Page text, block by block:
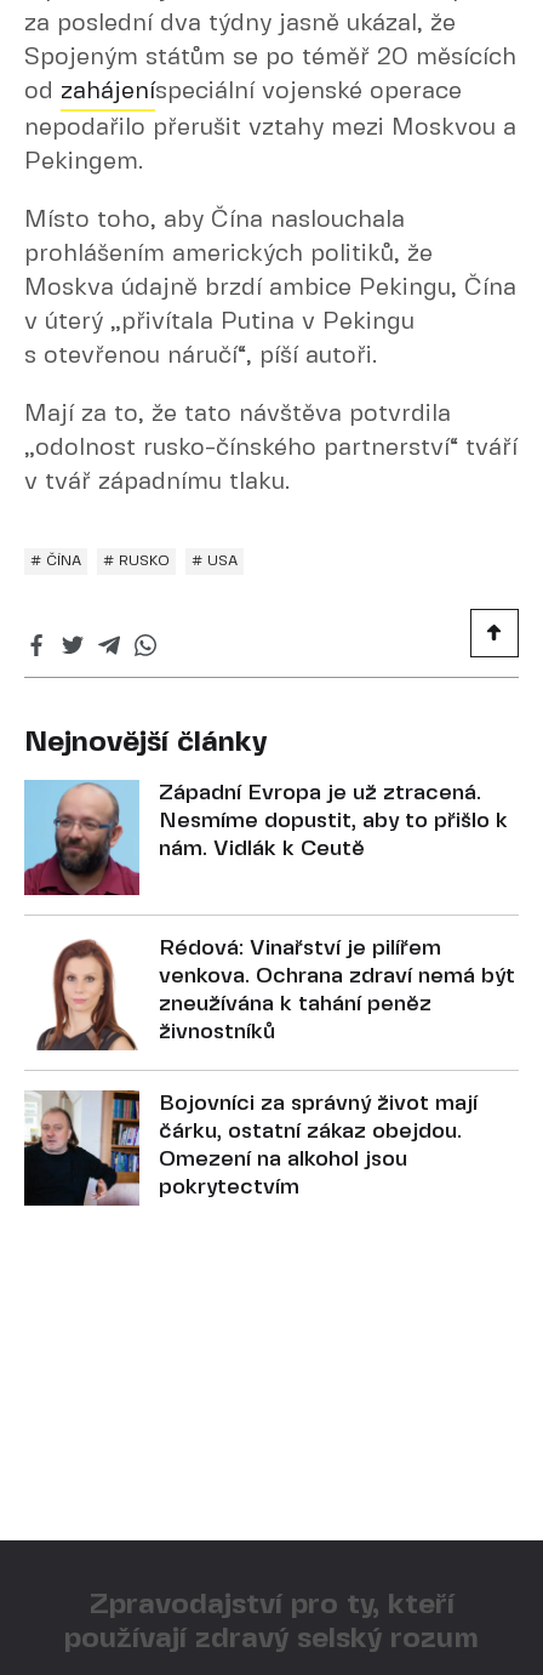
za poslední dva týdny jasně ukázal, že
Spojeným státům se po téměř 20 měsících
od zahájeníspeciální vojenské operace
nepodařilo přerušit vztahy mezi Moskvou a
Pekingem.
Místo toho, aby Čína naslouchala
prohlášením amerických politiků, že
Moskva údajně brzdí ambice Pekingu, Čína
v úterý „přivítala Putina v Pekingu
s otevřenou náručí“, píší autoři.
Mají za to, že tato návštěva potvrdila
„odolnost rusko-čínského partnerství“ tváří
v tvář západnímu tlaku.
# ČÍNA # RUSKO # USA
Nejnovější články
Západní Evropa je už ztracená.
Nesmíme dopustit, aby to přišlo k
nám. Vidlák k Ceutě
Rédová: Vinařství je pilířem
venkova. Ochrana zdraví nemá být
zneužívána k tahání peněz
živnostníků
Bojovníci za správný život mají
čárku, ostatní zákaz obejdou.
Omezení na alkohol jsou
pokrytectvím
Zpravodajství pro ty, kteří
používají zdravý selský rozum